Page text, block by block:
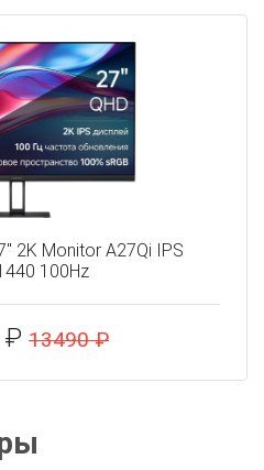
2K Monitor A27Qi IPS
100Hz
₽ 13490 ₽